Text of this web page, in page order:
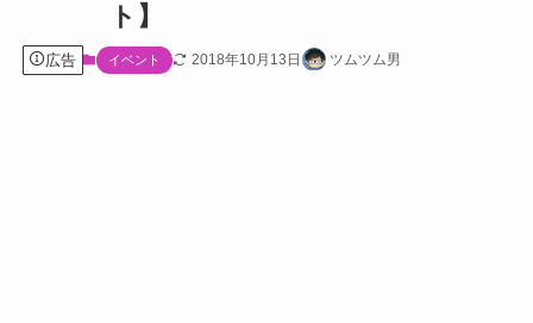
ト】
広告 イベント 2018年10月13日 ツムツム男